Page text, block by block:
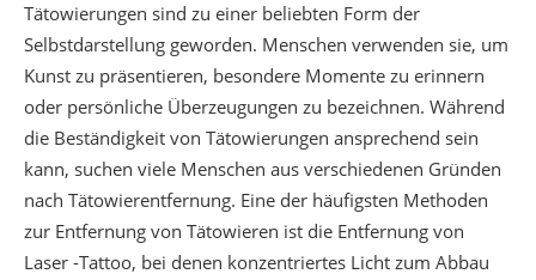
Tätowierungen sind zu einer beliebten Form der
Selbstdarstellung geworden. Menschen verwenden sie, um
Kunst zu präsentieren, besondere Momente zu erinnern
oder persönliche Überzeugungen zu bezeichnen. Während
die Beständigkeit von Tätowierungen ansprechend sein
kann, suchen viele Menschen aus verschiedenen Gründen
nach Tätowierentfernung. Eine der häufigsten Methoden
zur Entfernung von Tätowieren ist die Entfernung von
Laser -Tattoo, bei denen konzentriertes Licht zum Abbau